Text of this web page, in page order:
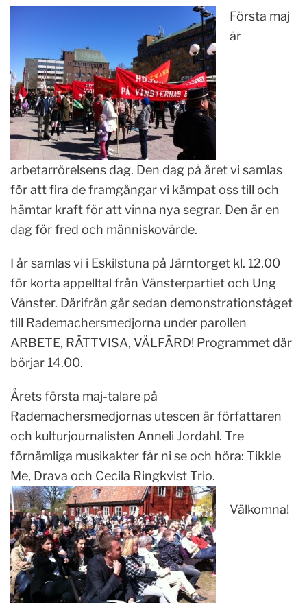
Första maj
är
arbetarrörelsens dag. Den dag på året vi samlas
för att fira de framgångar vi kämpat oss till och
hämtar kraft för att vinna nya segrar. Den är en
dag för fred och människovärde.
I år samlas vi i Eskilstuna på Järntorget kl. 12.00
för korta appelltal från Vänsterpartiet och Ung
Vänster. Därifrån går sedan demonstrationståget
till Rademachersmedjorna under parollen
ARBETE, RÄTTVISA, VÄLFÄRD! Programmet där
börjar 14.00.
Årets första maj-talare på
Rademachersmedjornas utescen är författaren
och kulturjournalisten Anneli Jordahl. Tre
förnämliga musikakter får ni se och höra: Tikkle
Me, Drava och Cecila Ringkvist Trio.
Välkomna!